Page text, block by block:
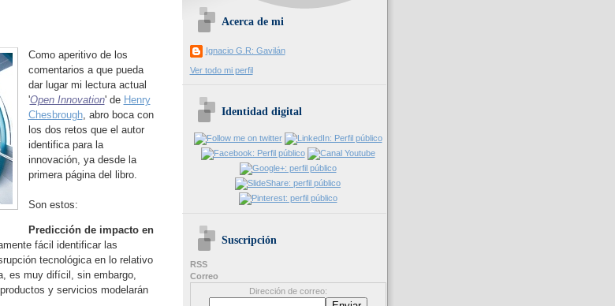
Como aperitivo de los
comentarios a que pueda
dar lugar mi lectura actual
'Open Innovation' de Henry
Chesbrough, abro boca con
los dos retos que el autor
identifica para la
innovación, ya desde la
primera página del libro.
Son estos:
Predicción de impacto en
fácil identificar las
tecnológica en lo relativo
es muy difícil, sin embargo,
y servicios modelarán
Acerca de mi
Ignacio G.R: Gavilán
Ver todo mi perfil
Identidad digital
Suscripción
RSS
Correo
Dirección de correo: